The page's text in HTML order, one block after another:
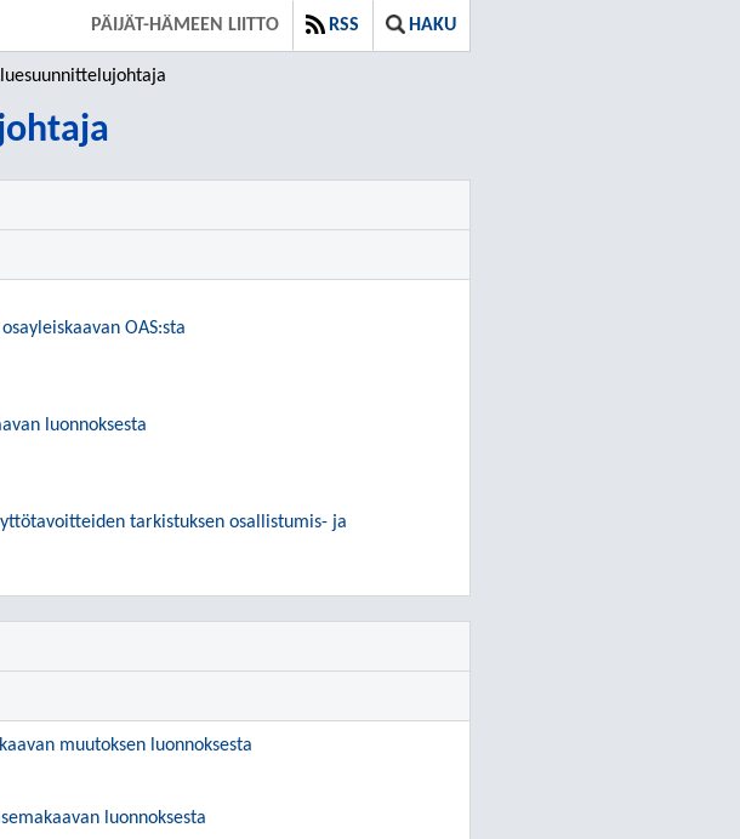
PÄIJÄT-HÄMEEN LIITTO RSS HAKU
OAS:sta
luonnoksesta
tarkistuksen osallistumis- ja
muutoksen luonnoksesta
luonnoksesta